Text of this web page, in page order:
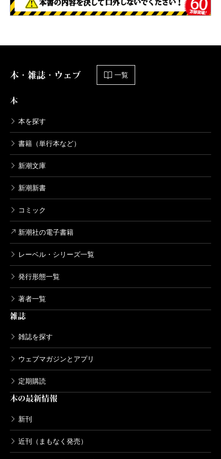
本・雑誌・ウェブ 一覧
本
本を探す
書籍（単行本など）
新潮文庫
新潮新書
コミック
新潮社の電子書籍
レーベル・シリーズ一覧
発行形態一覧
著者一覧
雑誌
雑誌を探す
ウェブマガジンとアプリ
定期購読
本の最新情報
新刊
近刊（まもなく発売）